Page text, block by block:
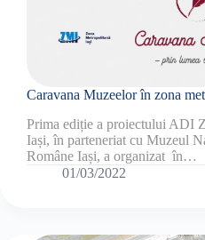
Caravana Muzeelor în zona
Prima ediție a proiectului ADI
Iași, în parteneriat cu Muzeul
Române Iași, a organizat în…
01/03/2022